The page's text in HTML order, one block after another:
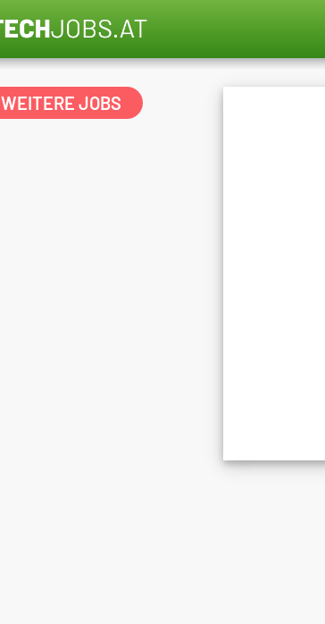
WEITERE JOBS